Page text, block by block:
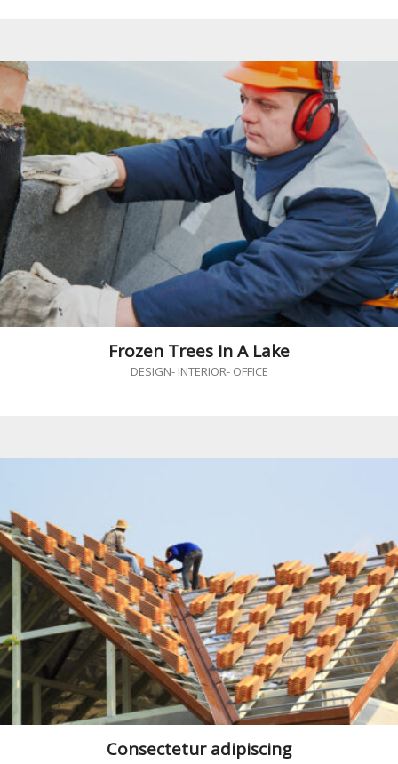
Frozen Trees In A Lake
DESIGN- INTERIOR- OFFICE
Consectetur adipiscing